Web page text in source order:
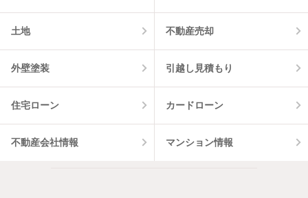
土地 不動産売却
外壁塗装 引越し見積もり
住宅ローン カードローン
不動産会社情報 マンション情報